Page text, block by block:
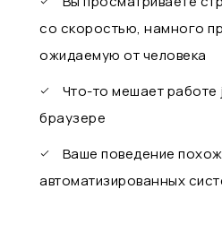
со скоростью, намного
ожидаемую от человека
Что-то мешает
браузере
Ваше поведение
автоматизированных